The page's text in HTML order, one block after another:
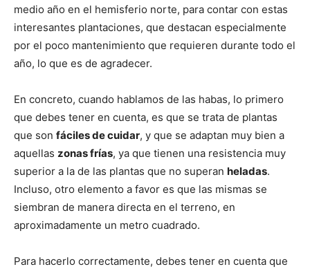
medio año en el hemisferio norte, para contar con estas
interesantes plantaciones, que destacan especialmente
por el poco mantenimiento que requieren durante todo el
año, lo que es de agradecer.
En concreto, cuando hablamos de las habas, lo primero
que debes tener en cuenta, es que se trata de plantas
que son fáciles de cuidar, y que se adaptan muy bien a
aquellas zonas frías, ya que tienen una resistencia muy
superior a la de las plantas que no superan heladas.
Incluso, otro elemento a favor es que las mismas se
siembran de manera directa en el terreno, en
aproximadamente un metro cuadrado.
Para hacerlo correctamente, debes tener en cuenta que